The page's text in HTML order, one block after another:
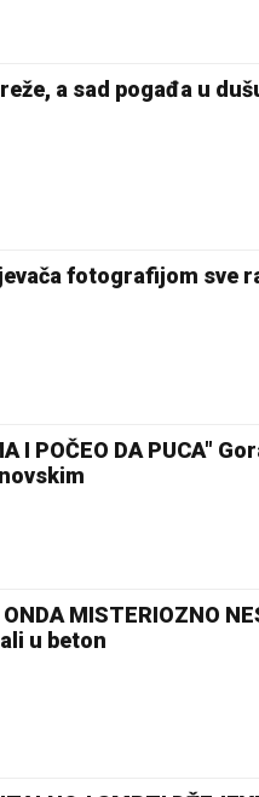
a sad pogađa u
fotografijom sve
I POČEO DA PUCA"
MISTERIOZNO
u beton